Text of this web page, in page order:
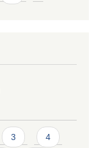
3 4